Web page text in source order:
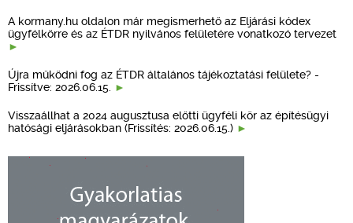
A kormany.hu oldalon már megismerhető az Eljárási kódex
ügyfélkörre és az ÉTDR nyilvános felületére vonatkozó tervezet
Újra működni fog az ÉTDR általános tájékoztatási felülete? -
Frissítve: 2026.06.15.
Visszaállhat a 2024 augusztusa előtti ügyféli kör az építésügyi
hatósági eljárásokban (Frissítés: 2026.06.15.)